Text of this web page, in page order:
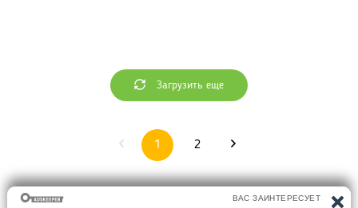
Загрузить еще
1 2